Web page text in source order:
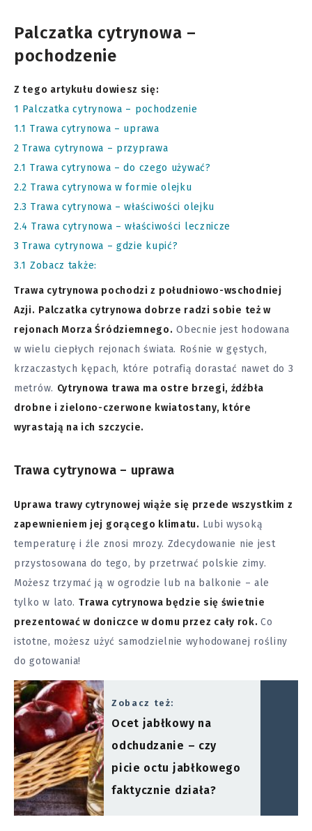
Palczatka cytrynowa –
pochodzenie
Z tego artykułu dowiesz się:
1 Palczatka cytrynowa – pochodzenie
1.1 Trawa cytrynowa – uprawa
2 Trawa cytrynowa – przyprawa
2.1 Trawa cytrynowa – do czego używać?
2.2 Trawa cytrynowa w formie olejku
2.3 Trawa cytrynowa – właściwości olejku
2.4 Trawa cytrynowa – właściwości lecznicze
3 Trawa cytrynowa – gdzie kupić?
3.1 Zobacz także:
Trawa cytrynowa pochodzi z południowo-wschodniej
Azji. Palczatka cytrynowa dobrze radzi sobie też w
rejonach Morza Śródziemnego. Obecnie jest hodowana
w wielu ciepłych rejonach świata. Rośnie w gęstych,
krzaczastych kępach, które potrafią dorastać nawet do 3
metrów. Cytrynowa trawa ma ostre brzegi, źdźbła
drobne i zielono-czerwone kwiatostany, które
wyrastają na ich szczycie.
Trawa cytrynowa – uprawa
Uprawa trawy cytrynowej wiąże się przede wszystkim z
zapewnieniem jej gorącego klimatu. Lubi wysoką
temperaturę i źle znosi mrozy. Zdecydowanie nie jest
przystosowana do tego, by przetrwać polskie zimy.
Możesz trzymać ją w ogrodzie lub na balkonie – ale
tylko w lato. Trawa cytrynowa będzie się świetnie
prezentować w doniczce w domu przez cały rok.Co
istotne, możesz użyć samodzielnie wyhodowanej rośliny
do gotowania!
Zobacz też:
Ocet jabłkowy na
odchudzanie – czy
picie octu jabłkowego
faktycznie działa?